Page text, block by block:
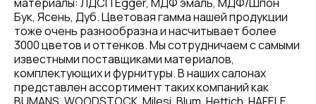
материалы: ЛДСП Egger, МДФ эмаль, МДФ/Шпон
Бук, Ясень, Дуб. Цветовая гамма нашей продукции
тоже очень разнообразна и насчитывает более
3000 цветов и оттенков. Мы сотрудничаем с самыми
известными поставщиками материалов,
комплектующих и фурнитуры. В наших салонах
представлен ассортимент таких компаний как